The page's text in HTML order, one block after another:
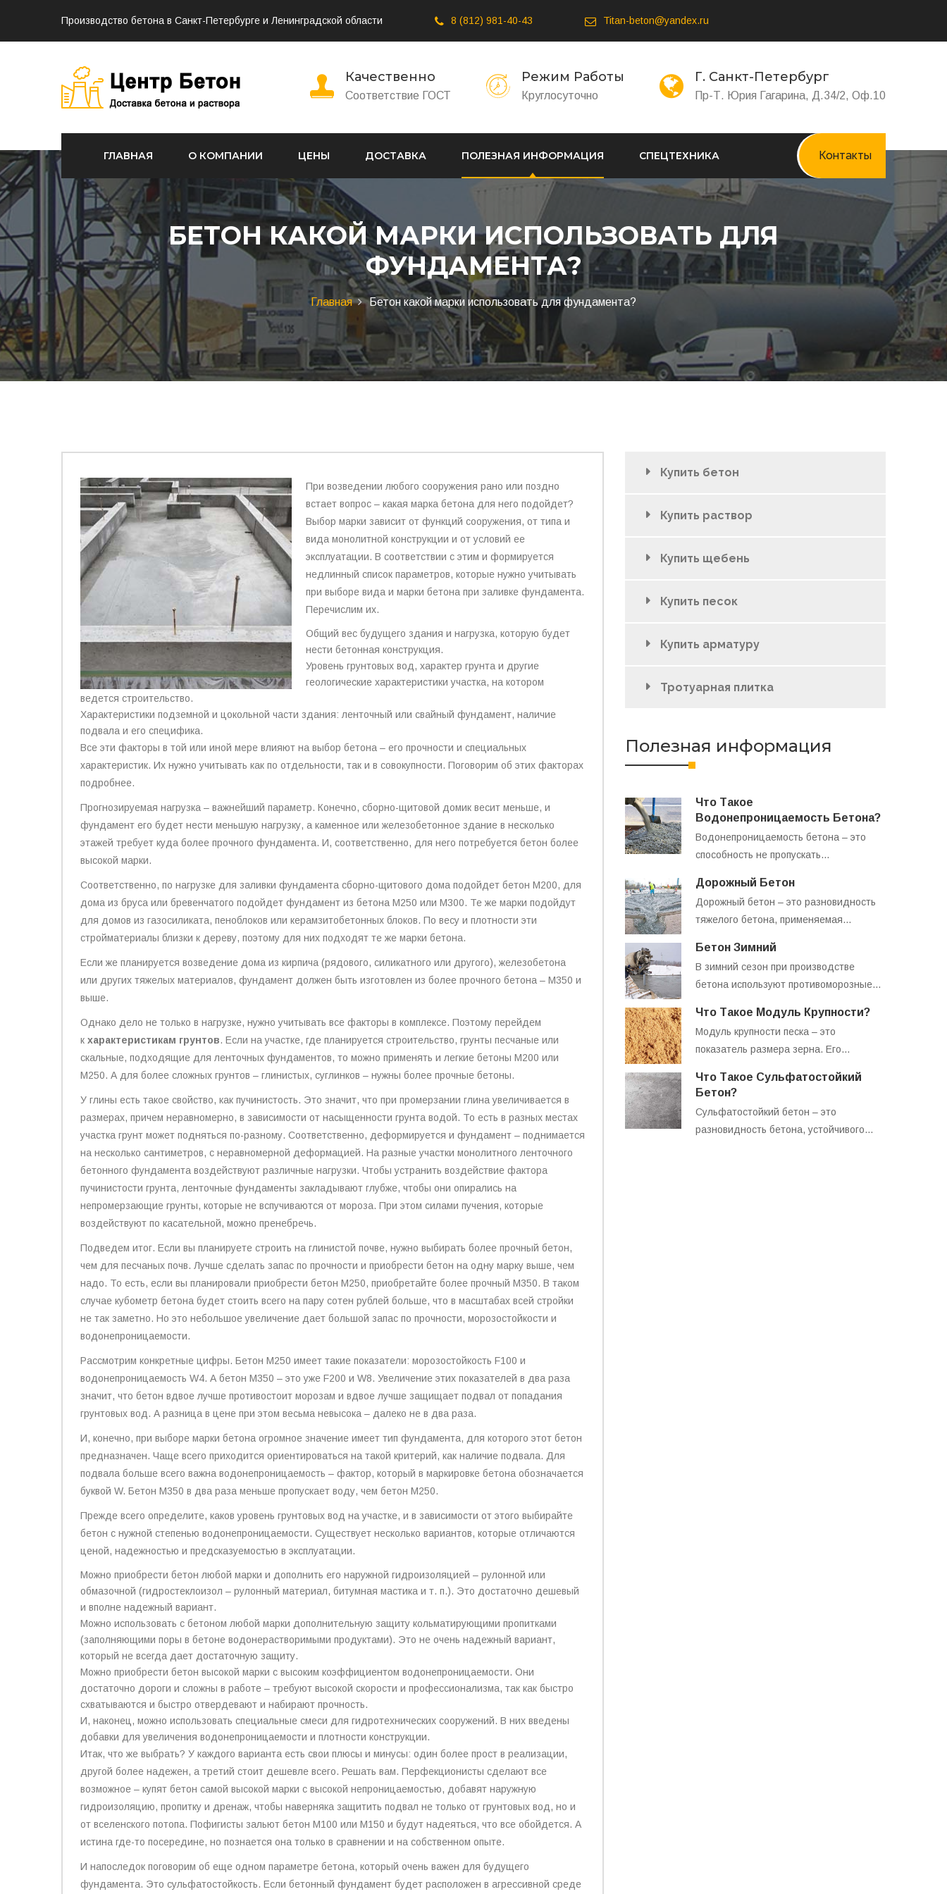
Производство бетона в Санкт-Петербурге и Ленинградской области 8 (812) 981-40-43 Titan-beton@yandex.ru
Качественно
Соответствие ГОСТ
Режим Работы
Круглосуточно
Г. Санкт-Петербург
Пр-Т. Юрия Гагарина, Д.34/2, Оф.10
ГЛАВНАЯ О КОМПАНИИ ЦЕНЫ ДОСТАВКА ПОЛЕЗНАЯ ИНФОРМАЦИЯ СПЕЦТЕХНИКА Контакты
БЕТОН КАКОЙ МАРКИ ИСПОЛЬЗОВАТЬ ДЛЯ
ФУНДАМЕНТА?
Главная Бетон какой марки использовать для фундамента?
При возведении любого сооружения рано или поздно
встает вопрос – какая марка бетона для него подойдет?
Выбор марки зависит от функций сооружения, от типа и
вида монолитной конструкции и от условий ее
эксплуатации. В соответствии с этим и формируется
недлинный список параметров, которые нужно учитывать
при выборе вида и марки бетона при заливке фундамента.
Перечислим их.
Общий вес будущего здания и нагрузка, которую будет
нести бетонная конструкция.
Уровень грунтовых вод, характер грунта и другие
геологические характеристики участка, на котором
ведется строительство.
Характеристики подземной и цокольной части здания: ленточный или свайный фундамент, наличие
подвала и его специфика.
Все эти факторы в той или иной мере влияют на выбор бетона – его прочности и специальных
характеристик. Их нужно учитывать как по отдельности, так и в совокупности. Поговорим об этих факторах
подробнее.
Прогнозируемая нагрузка – важнейший параметр. Конечно, сборно-щитовой домик весит меньше, и
фундамент его будет нести меньшую нагрузку, а каменное или железобетонное здание в несколько
этажей требует куда более прочного фундамента. И, соответственно, для него потребуется бетон более
высокой марки.
Соответственно, по нагрузке для заливки фундамента сборно-щитового дома подойдет бетон М200, для
дома из бруса или бревенчатого подойдет фундамент из бетона М250 или М300. Те же марки подойдут
для домов из газосиликата, пеноблоков или керамзитобетонных блоков. По весу и плотности эти
стройматериалы близки к дереву, поэтому для них подходят те же марки бетона.
Если же планируется возведение дома из кирпича (рядового, силикатного или другого), железобетона
или других тяжелых материалов, фундамент должен быть изготовлен из более прочного бетона – М350 и
выше.
Однако дело не только в нагрузке, нужно учитывать все факторы в комплексе. Поэтому перейдем
к характеристикам грунтов. Если на участке, где планируется строительство, грунты песчаные или
скальные, подходящие для ленточных фундаментов, то можно применять и легкие бетоны М200 или
М250. А для более сложных грунтов – глинистых, суглинков – нужны более прочные бетоны.
У глины есть такое свойство, как пучинистость. Это значит, что при промерзании глина увеличивается в
размерах, причем неравномерно, в зависимости от насыщенности грунта водой. То есть в разных местах
участка грунт может подняться по-разному. Соответственно, деформируется и фундамент – поднимается
на несколько сантиметров, с неравномерной деформацией. На разные участки монолитного ленточного
бетонного фундамента воздействуют различные нагрузки. Чтобы устранить воздействие фактора
пучинистости грунта, ленточные фундаменты закладывают глубже, чтобы они опирались на
непромерзающие грунты, которые не вспучиваются от мороза. При этом силами пучения, которые
воздействуют по касательной, можно пренебречь.
Подведем итог. Если вы планируете строить на глинистой почве, нужно выбирать более прочный бетон,
чем для песчаных почв. Лучше сделать запас по прочности и приобрести бетон на одну марку выше, чем
надо. То есть, если вы планировали приобрести бетон М250, приобретайте более прочный М350. В таком
случае кубометр бетона будет стоить всего на пару сотен рублей больше, что в масштабах всей стройки
не так заметно. Но это небольшое увеличение дает большой запас по прочности, морозостойкости и
водонепроницаемости.
Рассмотрим конкретные цифры. Бетон М250 имеет такие показатели: морозостойкость F100 и
водонепроницаемость W4. А бетон М350 – это уже F200 и W8. Увеличение этих показателей в два раза
значит, что бетон вдвое лучше противостоит морозам и вдвое лучше защищает подвал от попадания
грунтовых вод. А разница в цене при этом весьма невысока – далеко не в два раза.
И, конечно, при выборе марки бетона огромное значение имеет тип фундамента, для которого этот бетон
предназначен. Чаще всего приходится ориентироваться на такой критерий, как наличие подвала. Для
подвала больше всего важна водонепроницаемость – фактор, который в маркировке бетона обозначается
буквой W. Бетон М350 в два раза меньше пропускает воду, чем бетон М250.
Прежде всего определите, каков уровень грунтовых вод на участке, и в зависимости от этого выбирайте
бетон с нужной степенью водонепроницаемости. Существует несколько вариантов, которые отличаются
ценой, надежностью и предсказуемостью в эксплуатации.
Можно приобрести бетон любой марки и дополнить его наружной гидроизоляцией – рулонной или
обмазочной (гидростеклоизол – рулонный материал, битумная мастика и т. п.). Это достаточно дешевый
и вполне надежный вариант.
Можно использовать с бетоном любой марки дополнительную защиту кольматирующими пропитками
(заполняющими поры в бетоне водонерастворимыми продуктами). Это не очень надежный вариант,
который не всегда дает достаточную защиту.
Можно приобрести бетон высокой марки с высоким коэффициентом водонепроницаемости. Они
достаточно дороги и сложны в работе – требуют высокой скорости и профессионализма, так как быстро
схватываются и быстро отвердевают и набирают прочность.
И, наконец, можно использовать специальные смеси для гидротехнических сооружений. В них введены
добавки для увеличения водонепроницаемости и плотности конструкции.
Итак, что же выбрать? У каждого варианта есть свои плюсы и минусы: один более прост в реализации,
другой более надежен, а третий стоит дешевле всего. Решать вам. Перфекционисты сделают все
возможное – купят бетон самой высокой марки с высокой непроницаемостью, добавят наружную
гидроизоляцию, пропитку и дренаж, чтобы наверняка защитить подвал не только от грунтовых вод, но и
от вселенского потопа. Пофигисты зальют бетон М100 или М150 и будут надеяться, что все обойдется. А
истина где-то посередине, но познается она только в сравнении и на собственном опыте.
И напоследок поговорим об еще одном параметре бетона, который очень важен для будущего
фундамента. Это сульфатостойкость. Если бетонный фундамент будет расположен в агрессивной среде
Купить бетон
Купить раствор
Купить щебень
Купить песок
Купить арматуру
Тротуарная плитка
Полезная информация
Что Такое
Водонепроницаемость Бетона?
Водонепроницаемость бетона – это
способность не пропускать…
Дорожный Бетон
Дорожный бетон – это разновидность
тяжелого бетона, применяемая…
Бетон Зимний
В зимний сезон при производстве
бетона используют противоморозные…
Что Такое Модуль Крупности?
Модуль крупности песка – это
показатель размера зерна. Его…
Что Такое Сульфатостойкий
Бетон?
Сульфатостойкий бетон – это
разновидность бетона, устойчивого…